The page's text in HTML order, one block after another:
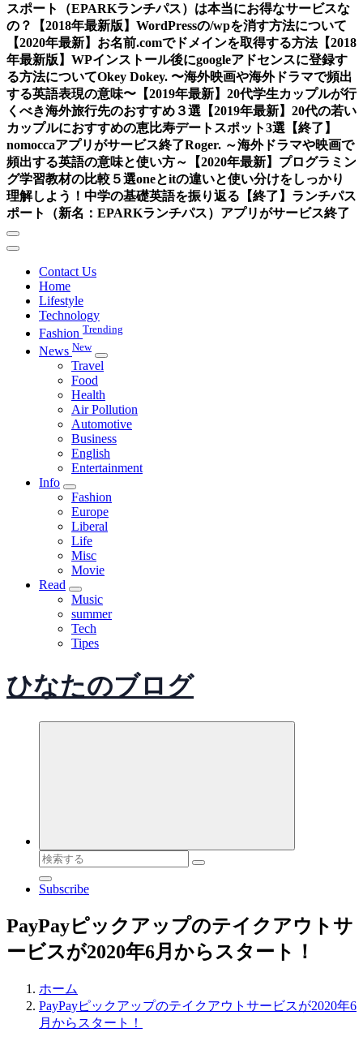
スポート（EPARKランチパス）は本当にお得なサービスな
の？
【2018年最新版】WordPressの/wpを消す方法について
【2020年最新】お名前.comでドメインを取得する方法【2018
年最新版】WPインストール後にgoogleアドセンスに登録す
る方法についてOkey Dokey. 〜海外映画や海外ドラマで頻出
する英語表現の意味〜 【2019年最新】20代学生カップルが行
くべき海外旅行先のおすすめ３選 【2019年最新】20代の若い
カップルにおすすめの恵比寿デートスポット3選 【終了】
nomoccaアプリがサービス終了Roger. ～海外ドラマや映画で
頻出する英語の意味と使い方～
【2020年最新】プログラミン
グ学習教材の比較５選oneとitの違いと使い分けをしっかり
理解しよう！中学の基礎英語を振り返る 【終了】ランチパス
ポート（新名：EPARKランチパス）アプリがサービス終了
Contact Us
Home
Lifestyle
Technology
Fashion Trending
News New
Travel
Food
Health
Air Pollution
Automotive
Business
English
Entertainment
Info
Fashion
Europe
Liberal
Life
Misc
Movie
Read
Music
summer
Tech
Tipes
ひなたのブログ
検
索
対
Subscribe
PayPayピックアップのテイクアウトサ
ービスが2020年6月からスタート！
ホーム
PayPayピックアップのテイクアウトサービスが2020年6
月からスタート！